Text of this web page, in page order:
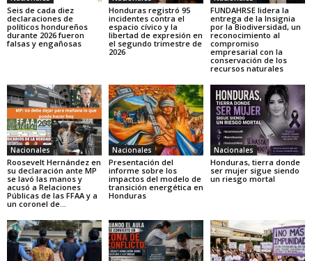
Seis de cada diez
declaraciones de
políticos hondureños
durante 2026 fueron
falsas y engañosas
Honduras registró 95
incidentes contra el
espacio cívico y la
libertad de expresión en
el segundo trimestre de
2026
FUNDAHRSE lidera la
entrega de la Insignia
por la Biodiversidad, un
reconocimiento al
compromiso
empresarial con la
conservación de los
recursos naturales
Nacionales
Roosevelt Hernández en
su declaración ante MP
se lavó las manos y
acusó a Relaciones
Públicas de las FFAA y a
un coronel de...
Nacionales
Presentación del
informe sobre los
impactos del modelo de
transición energética en
Honduras
Nacionales
Honduras, tierra donde
ser mujer sigue siendo
un riesgo mortal